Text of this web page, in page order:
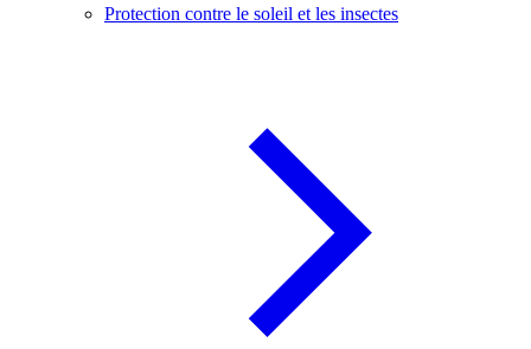
Protection contre le soleil et les insectes